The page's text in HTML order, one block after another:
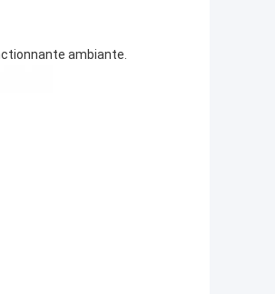
ambiante.